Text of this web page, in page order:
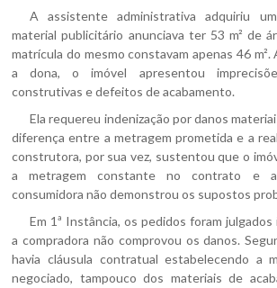
A assistente administrativa adquiriu
material publicitário anunciava ter 53 m² de
matrícula do mesmo constavam apenas 46
a dona, o imóvel apresentou
construtivas e defeitos de acabamento.
Ela requereu indenização por danos
diferença entre a metragem prometida e a
construtora, por sua vez, sustentou que o
a metragem constante no contrato e
consumidora não demonstrou os supostos
Em 1ª Instância, os pedidos foram
a compradora não comprovou os danos.
havia cláusula contratual estabelecendo a
negociado, tampouco dos materiais de